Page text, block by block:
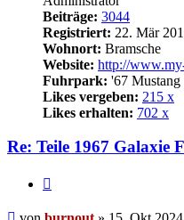
Beiträge: 3044
Registriert: 22. Mär
Wohnort: Bramsche
Website: http://
Fuhrpark: '67
Likes vergeben: 215 x
Likes erhalten: 702 x
Re: Teile 1967 Galaxie
Beitrag